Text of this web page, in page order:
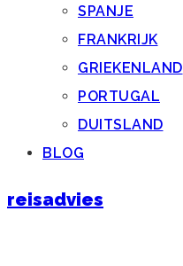
SPANJE
FRANKRIJK
GRIEKENLAND
PORTUGAL
DUITSLAND
BLOG
reisadvies